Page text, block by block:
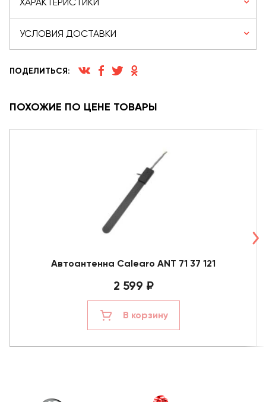
УСЛОВИЯ ДОСТАВКИ
ПОДЕЛИТЬСЯ:
ПОХОЖИЕ ПО ЦЕНЕ ТОВАРЫ
Автоантенна Calearo ANT 71 37 121
2 599 ₽
В корзину